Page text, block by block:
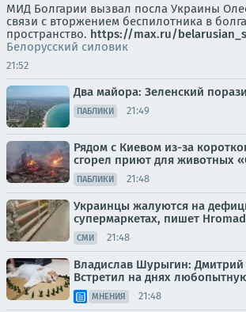
МИД Болгарии вызвал посла Украины
связи с вторжением беспилотника в
пространство. https://max.ru/
Белорусский силовик
21:52
Два майора: Зеленский
ПАБЛИКИ 21:49
Рядом с Киевом из-за
сгорел приют для животных
ПАБЛИКИ 21:48
Украинцы жалуются на
супермаркетах, пишет
СМИ 21:48
Владислав Шурыгин: Дмитрий
Встретил на днях
МНЕНИЯ 21:48